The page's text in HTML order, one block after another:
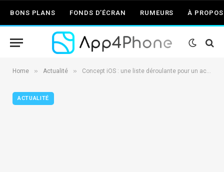
BONS PLANS FONDS D’ÉCRAN RUMEURS À PROPOS
Home » Actualité » Concept iOS : une liste déroulante pour un accès rapide
ACTUALITÉ